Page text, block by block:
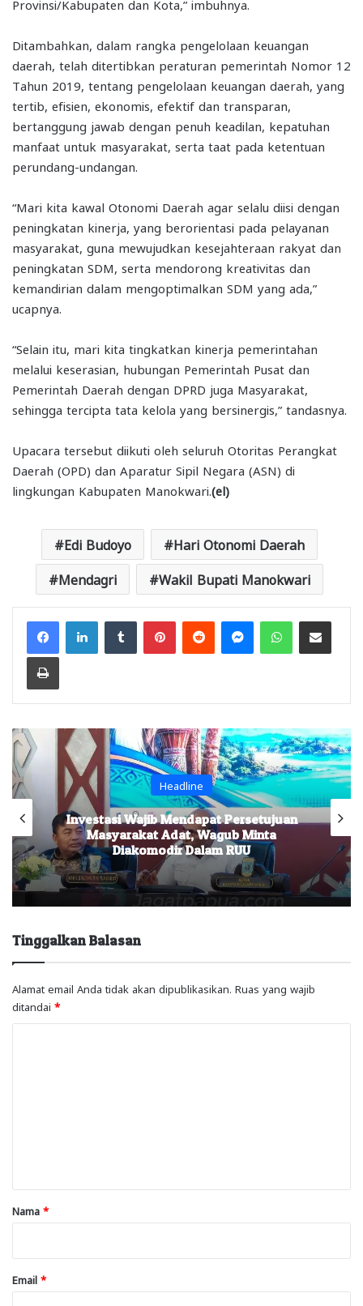
Provinsi/Kabupaten dan Kota,” imbuhnya.
Ditambahkan, dalam rangka pengelolaan keuangan
daerah, telah ditertibkan peraturan pemerintah Nomor 12
Tahun 2019, tentang pengelolaan keuangan daerah, yang
tertib, efisien, ekonomis, efektif dan transparan,
bertanggung jawab dengan penuh keadilan, kepatuhan
manfaat untuk masyarakat, serta taat pada ketentuan
perundang-undangan.
“Mari kita kawal Otonomi Daerah agar selalu diisi dengan
peningkatan kinerja, yang berorientasi pada pelayanan
masyarakat, guna mewujudkan kesejahteraan rakyat dan
peningkatan SDM, serta mendorong kreativitas dan
kemandirian dalam mengoptimalkan SDM yang ada,”
ucapnya.
“Selain itu, mari kita tingkatkan kinerja pemerintahan
melalui keserasian, hubungan Pemerintah Pusat dan
Pemerintah Daerah dengan DPRD juga Masyarakat,
sehingga tercipta tata kelola yang bersinergis,” tandasnya.
Upacara tersebut diikuti oleh seluruh Otoritas Perangkat
Daerah (OPD) dan Aparatur Sipil Negara (ASN) di
lingkungan Kabupaten Manokwari. (el)
Edi Budoyo Hari Otonomi Daerah
Mendagri Wakil Bupati Manokwari
FacebookLinkedInTumblr PinterestReddit MessengerWhatsAppShare via Email
Print
Headline
Investasi Wajib Mendapat Persetujuan
Masyarakat Adat, Wagub Minta
Diakomodir Dalam RUU
Tinggalkan Balasan
Alamat email Anda tidak akan dipublikasikan. Ruas yang wajib
ditandai *
rNama *
Email *